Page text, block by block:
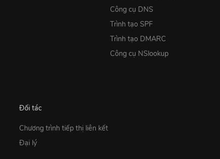
Công cụ DNS
Trình tạo SPF
Trình tạo DMARC
Công cụ NSlookup
Đối tác
Chương trình tiếp thị liên kết
Đại lý